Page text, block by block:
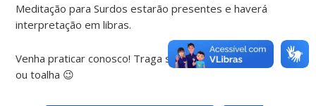
Meditação para Surdos estarão presentes e haverá
interpretação em libras.
Venha praticar conosco! Traga seu tapetinho, canga
ou toalha 😉